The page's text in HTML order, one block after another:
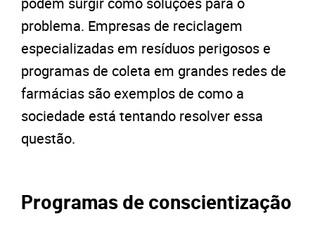
problema. Empresas de reciclagem
especializadas em resíduos perigosos e
programas de coleta em grandes redes de
farmácias são exemplos de como a
sociedade está tentando resolver essa
questão.
Programas de conscientização